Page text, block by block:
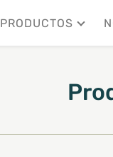
PRODUCTOS